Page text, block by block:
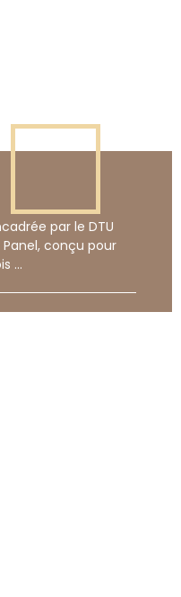
par le DTU
Panel, conçu pour
…